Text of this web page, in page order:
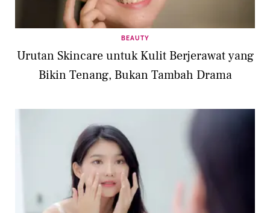
BEAUTY
Urutan Skincare untuk Kulit Berjerawat yang
Bikin Tenang, Bukan Tambah Drama